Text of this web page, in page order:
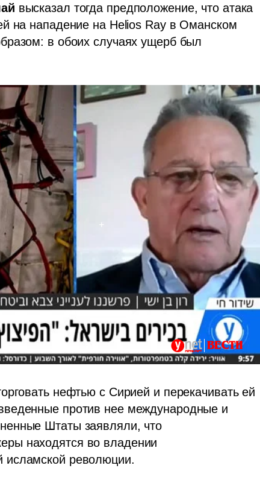
высказал тогда предположение, что атака
на нападение на Helios Ray в Оманском
в обоих случаях ущерб был
нефтью с Сирией и перекачивать ей
против нее международные и
Штаты заявляли, что
находятся во владении
исламской революции.